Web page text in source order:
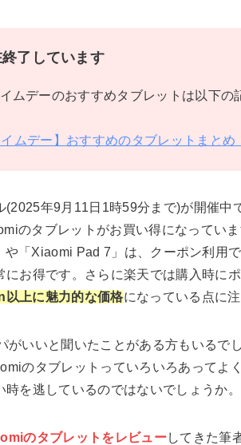
了しています
ムデーのおすすめタブレットは以下の
ムデー】おすすめのタブレットまとめ
(2025年9月11日1時59分まで)が開催中
のタブレットがお買い得になってい
や「Xiaomi Pad 7」は、クーポン利用で
にお得です。さらに楽天では購入時に
以上に魅力的な価格になっている点に注
がいいと聞いたことがある方もいるで
のタブレットっていろいろあってよ
を逃しているのではないでしょうか。
のタブレットをレビューしてきた筆